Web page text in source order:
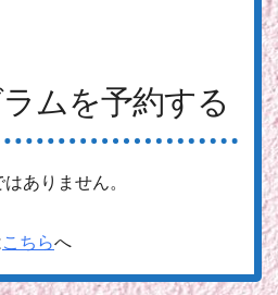
ムを予約する
ありません。
こちらへ